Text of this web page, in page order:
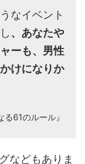
なイベント
、あなたや
ーも、男性
けになりか
61のルール』
などもありま